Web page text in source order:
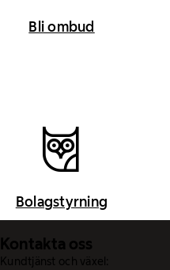
Bli ombud
Bolagstyrning
Kontakta oss
Kundtjänst och växel: